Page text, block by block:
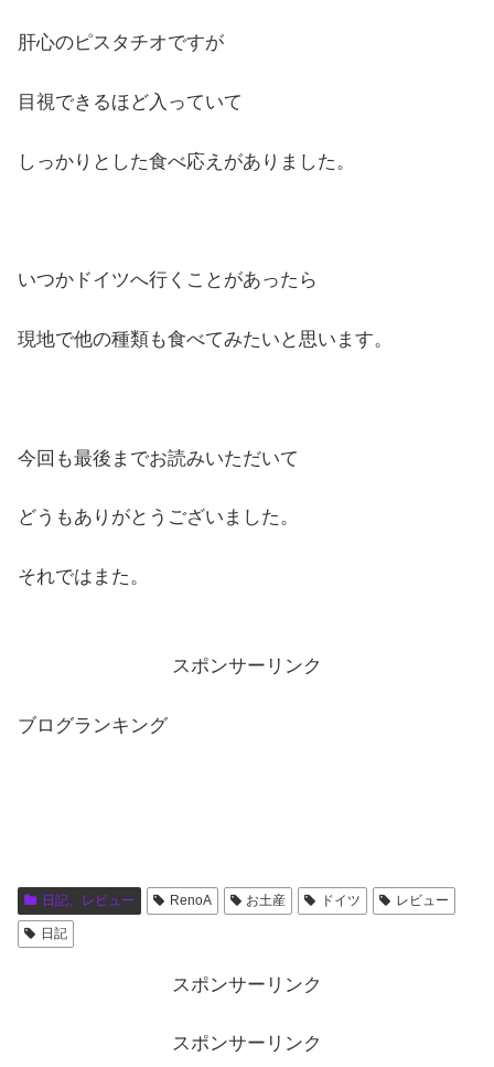
肝心のピスタチオですが
目視できるほど入っていて
しっかりとした食べ応えがありました。
いつかドイツへ行くことがあったら
現地で他の種類も食べてみたいと思います。
今回も最後までお読みいただいて
どうもありがとうございました。
それではまた。
スポンサーリンク
ブログランキング
日記、レビュー RenoA お土産 ドイツ レビュー
日記
スポンサーリンク
スポンサーリンク